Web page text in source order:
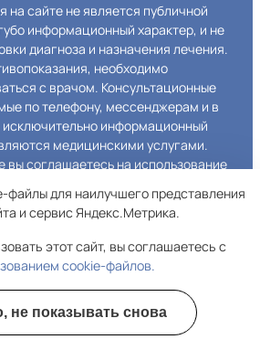
на сайте не является публичной
информационный характер, и не
диагноза и назначения лечения.
необходимо
с врачом. Консультационные
по телефону, мессенджерам и в
исключительно информационный
медицинскими услугами.
вы соглашаетесь на использование
Рецепт свободы. Все права
защищены.
отношений с зависимым
к лучшему
Полезные курсы
для наилучшего представления
и сервис Яндекс.Метрика.
этот сайт, вы соглашаетесь с
cookie-файлов.
не показывать снова